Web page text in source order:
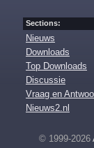
Sections:
Nieuws
Downloads
Top Downloads
Discussie
Vraag en
Nieuws2.nl
© 1999-2026